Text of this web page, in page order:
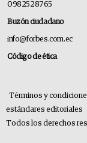
0982528765
Buzón ciudadano
info@forbes.com.ec
Código de ética
Términos y
estándares editoriales
Todos los derechos